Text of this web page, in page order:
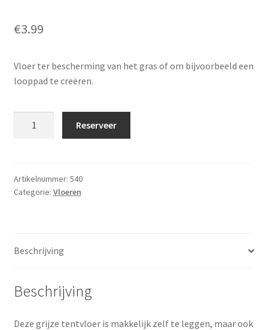
€3.99
Vloer ter bescherming van het gras of om bijvoorbeeld een
looppad te creëren.
m²
aantal
Reserveer
Artikelnummer: 540
Categorie: Vloeren
Beschrijving
Beschrijving
Deze grijze tentvloer is makkelijk zelf te leggen, maar ook